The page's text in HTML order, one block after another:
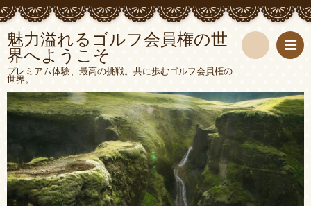
魅力溢れるゴルフ会員権の世
界へようこそ
プレミアム体験、最高の挑戦。共に歩むゴルフ会員権の
世界。
索